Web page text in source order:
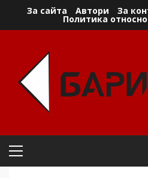
За сайта Автори За
Политика
Primary